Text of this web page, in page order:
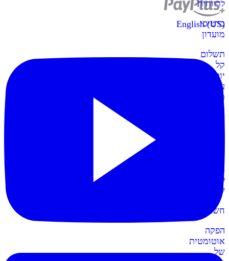
לרווחית
כרטיסי
מועדון
תשלום
קל
יותר
עם
כרטיסי
מועדון
קופות
הקופות
החדשות
לעסק
שלכם
חשבונית+
הפקה
אוטומטית
של
English (US)